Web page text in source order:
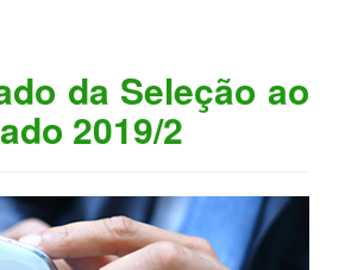
da Seleção ao
2019/2